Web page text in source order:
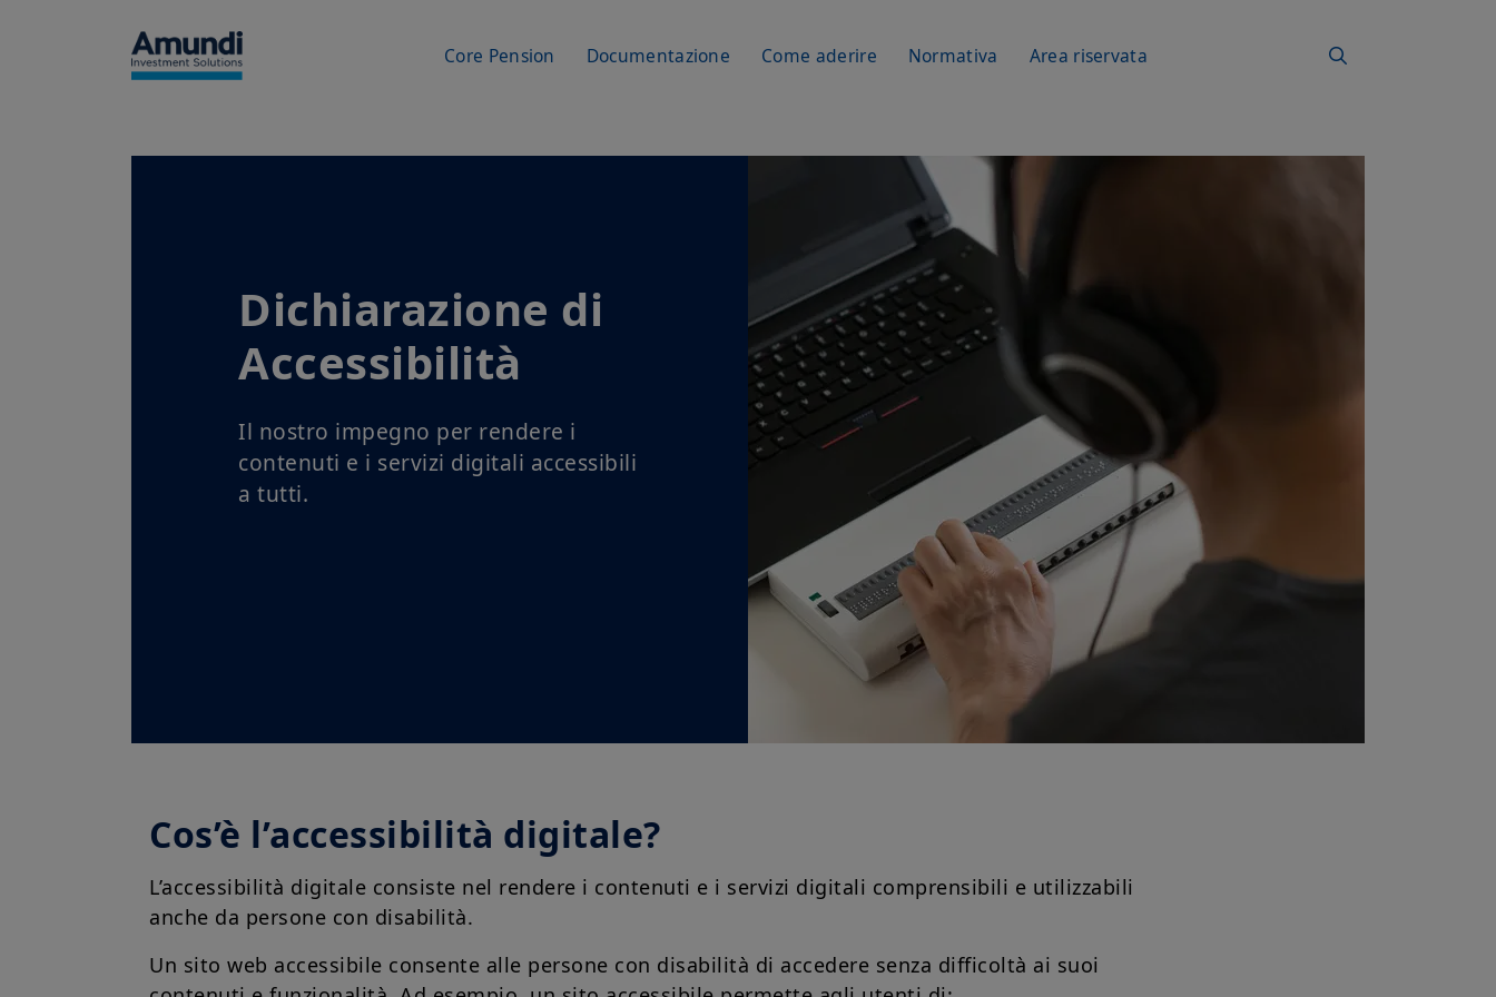
Core Pension Documentazione Come aderire Normativa Area riservata
Dichiarazione di
Accessibilità
Il nostro impegno per rendere i
contenuti e i servizi digitali accessibili
a tutti.
Cos’è l’accessibilità digitale?
L’accessibilità digitale consiste nel rendere i contenuti e i servizi digitali comprensibili e utilizzabili
anche da persone con disabilità.
Un sito web accessibile consente alle persone con disabilità di accedere senza difficoltà ai suoi